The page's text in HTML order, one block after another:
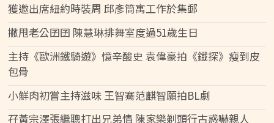
獲邀出席紐約時裝周 邱彥筒寓工作於集郵
撇甩老公囝囝 陳慧琳排舞室度過51歲生日
主持《歐洲鐵騎遊》憶辛酸史 袁偉豪拍《鐵探》瘦到皮
包骨
小鮮肉初嘗主持滋味 王智騫范麒智願拍BL劇
孖黃宗澤張繼聰打出兄弟情 陳家樂剃頭行古惑嚇親人